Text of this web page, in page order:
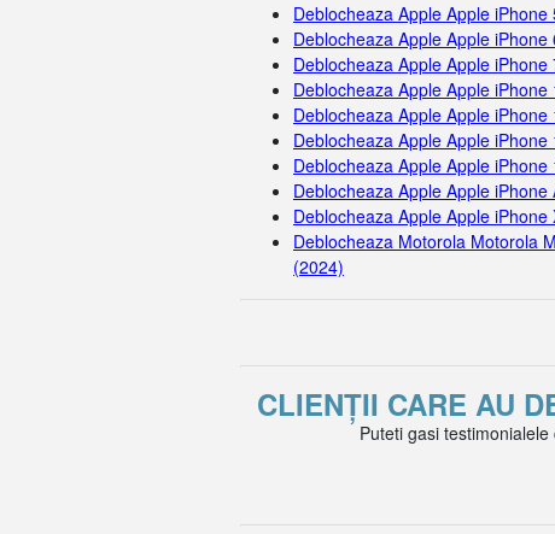
Deblocheaza Apple Apple iPhone
Deblocheaza Apple Apple iPhone
Deblocheaza Apple Apple iPhone
Deblocheaza Apple Apple iPhone
Deblocheaza Apple Apple iPhone
Deblocheaza Apple Apple iPhone
Deblocheaza Apple Apple iPhone
Deblocheaza Apple Apple iPhone
Deblocheaza Apple Apple iPhone
Deblocheaza Motorola Motorola
(2024)
CLIENȚII CARE AU
Puteti gasi